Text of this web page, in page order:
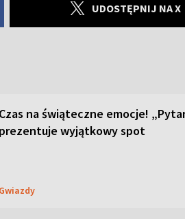
UDOSTĘPNIJ NA X
Czas na świąteczne emocje!
prezentuje wyjątkowy spot
Gwiazdy